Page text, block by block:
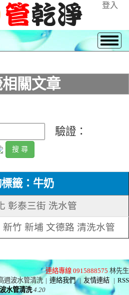
登入
關文章
驗證：
籤：牛奶
彰泰三街 洗水管
竹 新埔 文德路 清洗水管
連絡專線 0915888575 林先生
週波水管清洗 | 連絡我們 | 友情連結 | RSS
水管清洗 4.20